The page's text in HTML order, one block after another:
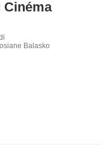
Cinéma
Balasko